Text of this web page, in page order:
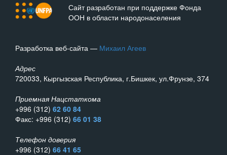
Сайт разработан при поддержке Фонда
ООН в области народонаселения
Разработка веб-сайта — Михаил Агеев
Адрес
720033, Кыргызская Республика, г.Бишкек, ул.Фрунзе, 374
Приемная Нацстаткома
+996 (312) 62 60 84
Факс: +996 (312) 66 01 38
Телефон доверия
+996 (312) 66 41 65